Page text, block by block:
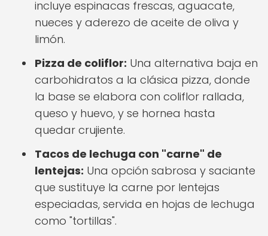
incluye espinacas frescas, aguacate,
nueces y aderezo de aceite de oliva y
limón.
Pizza de coliflor: Una alternativa baja en
carbohidratos a la clásica pizza, donde
la base se elabora con coliflor rallada,
queso y huevo, y se hornea hasta
quedar crujiente.
Tacos de lechuga con "carne" de
lentejas: Una opción sabrosa y saciante
que sustituye la carne por lentejas
especiadas, servida en hojas de lechuga
como "tortillas".